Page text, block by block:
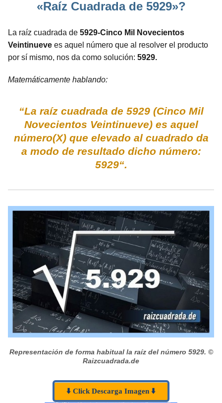
«Raíz Cuadrada de 5929»?
La raíz cuadrada de 5929-Cinco Mil Novecientos
Veintinueve es aquel número que al resolver el producto
por sí mismo, nos da como solución: 5929.
Matemáticamente hablando:
“La raíz cuadrada de 5929 (Cinco Mil
Novecientos Veintinueve) es aquel
número(X) que elevado al cuadrado da
a modo de resultado dicho número:
5929“.
Representación de forma habitual la raíz del número 5929. ©
Raizcuadrada.de
⬇️ Click Descarga Imagen ⬇️